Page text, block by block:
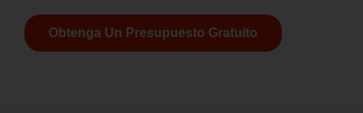
Obtenga Un Presupuesto Gratuito